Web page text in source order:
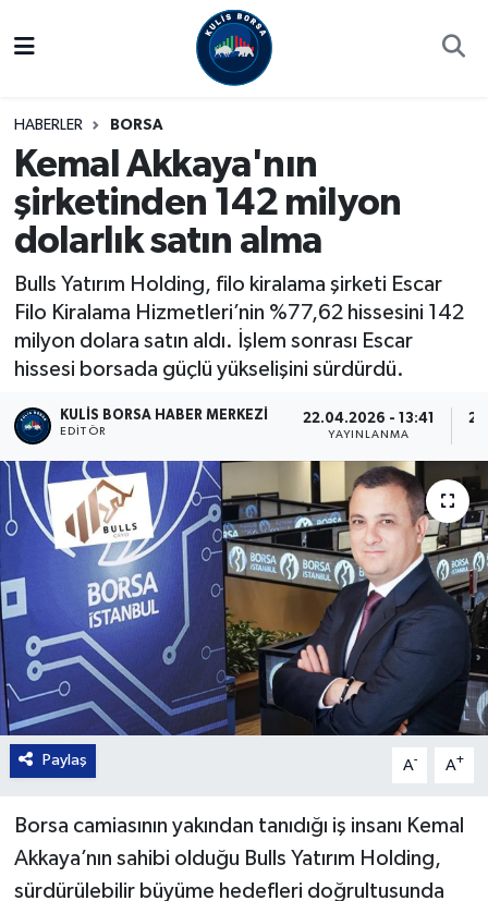
HABERLER BORSA
Kemal Akkaya'nın
şirketinden 142 milyon
dolarlık satın alma
Bulls Yatırım Holding, filo kiralama şirketi Escar
Filo Kiralama Hizmetleri’nin %77,62 hissesini 142
milyon dolara satın aldı. İşlem sonrası Escar
hissesi borsada güçlü yükselişini sürdürdü.
KULIS BORSA HABER MERKEZI
EDITÖR
22.04.2026 - 13:41
YAYINLANMA
Paylaş A- A+
Borsa camiasının yakından tanıdığı iş insanı Kemal
Akkaya’nın sahibi olduğu Bulls Yatırım Holding,
sürdürülebilir büyüme hedefleri doğrultusunda
Kulis Haber
Halka Arzlar
Ekonomi
Süper Lig Puan Durumu ve Fikstür
Tüm Manşetler
Son Dakika Haberleri
Haber Arşivi